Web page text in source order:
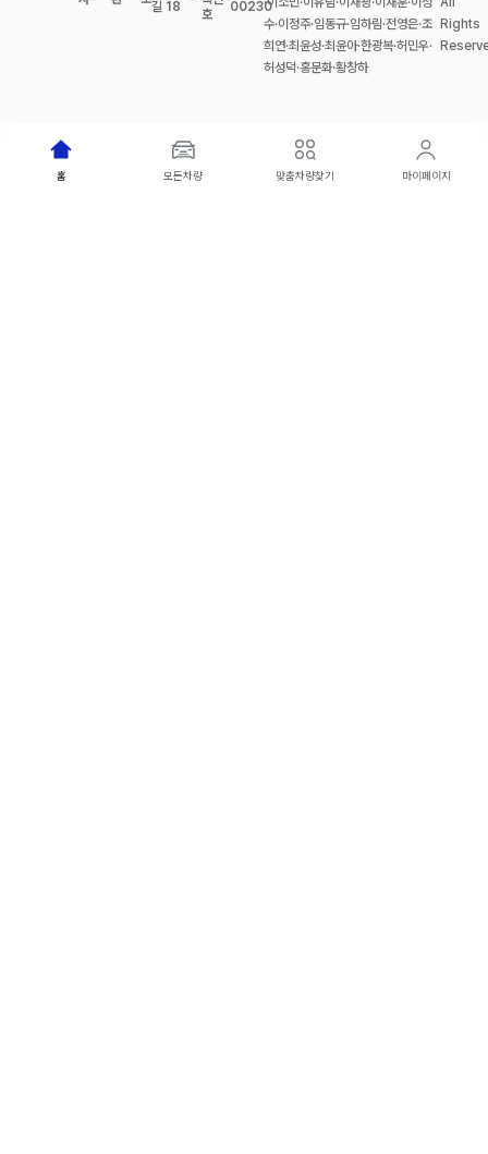
길 18
호
00230
수·이정주·임동규·임하림·전영은·조
희연·최윤성·최윤아·한광복·허민우·
허성덕·홍문화·황창하
Rights
홈 모든차량 맞춤차량찾기 마이페이지